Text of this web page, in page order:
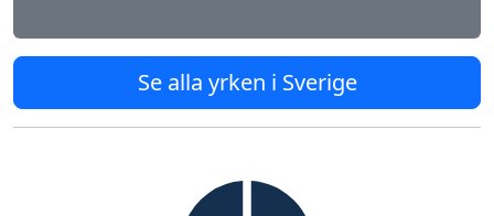
Se alla yrken i Sverige